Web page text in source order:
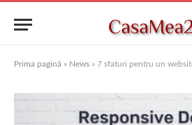
Prima pagină » News » 7 sfaturi pentru un